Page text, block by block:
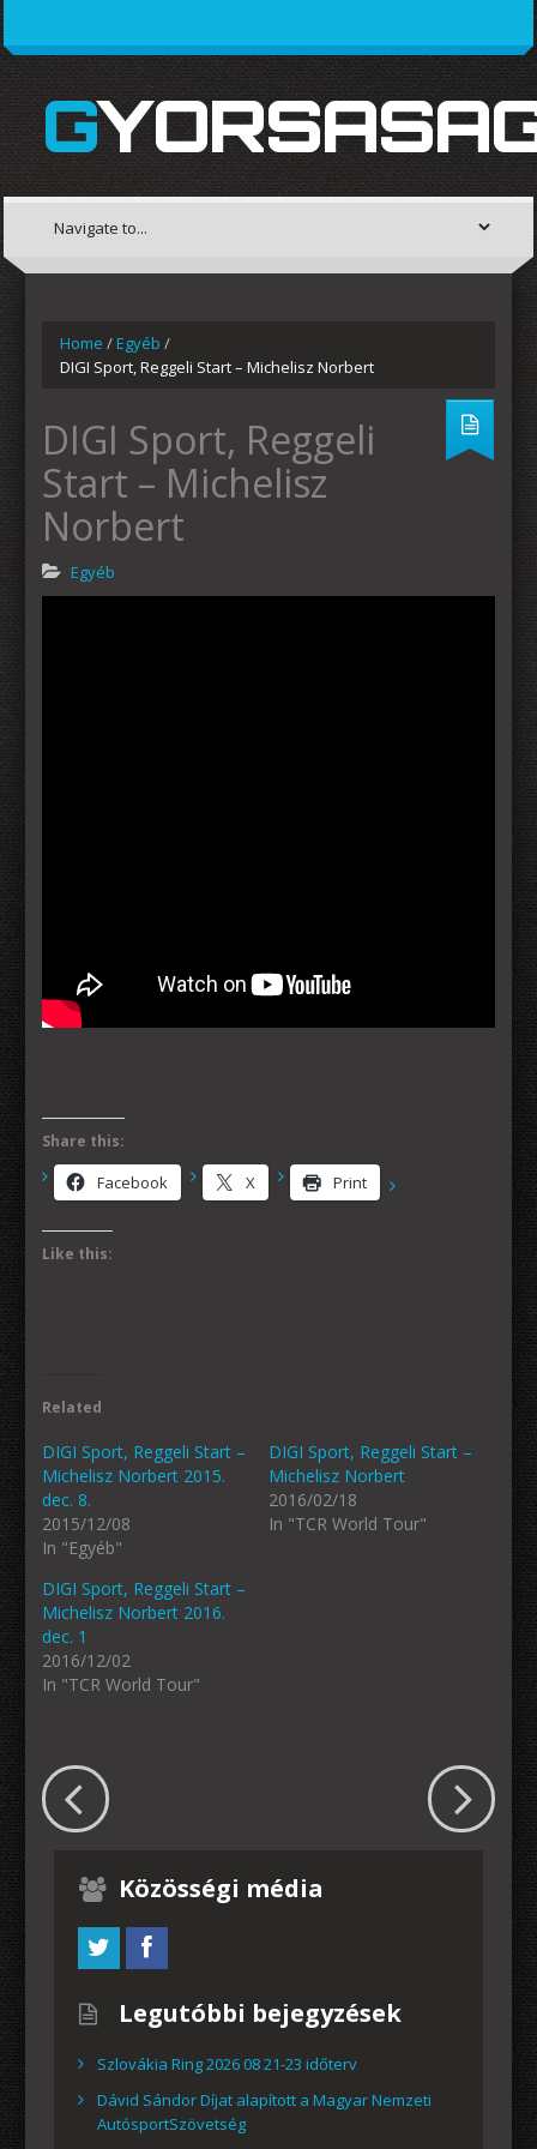
Home /Egyéb /
DIGI Sport, Reggeli Start – Michelisz Norbert
DIGI Sport, Reggeli
Start – Michelisz
Norbert
Egyéb
Share this:
Facebook X Print
Like this:
Related
DIGI Sport, Reggeli Start –
Michelisz Norbert 2015.
dec. 8.
2015/12/08
In "Egyéb"
DIGI Sport, Reggeli Start –
Michelisz Norbert
2016/02/18
In "TCR World Tour"
DIGI Sport, Reggeli Start –
Michelisz Norbert 2016.
dec. 1
2016/12/02
In "TCR World Tour"
Közösségi média
Legutóbbi bejegyzések
Szlovákia Ring 2026 08 21-23 időterv
Dávid Sándor Díjat alapított a Magyar Nemzeti
AutósportSzövetség